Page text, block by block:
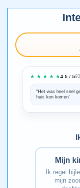
★ ★ ★ ★ ★4.5 / 5
“Het was heel snel
huis kon komen”
Mijn
Ik regel
mijn